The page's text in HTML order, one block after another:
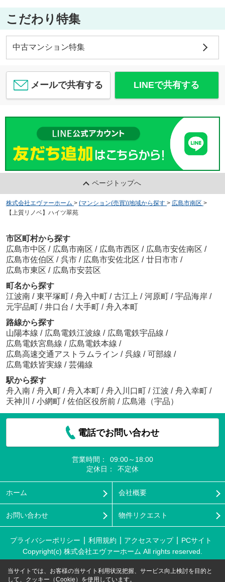
こだわり特集
中古マンション特集
メールで共有する LINEで共有する
ページトップへ
株式会社エヴァーホーム > (マンション(売買))地域から探す > 広島市南区 >
【上質リノベ】ハイツ翠苑
市区町村から探す
広島市中区 / 広島市南区 / 広島市西区 / 広島市安佐南区 /
広島市佐伯区 / 呉市 / 広島市安佐北区 / 廿日市市 /
広島市東区 / 広島市安芸区
町名から探す
江波南 / 東平塚町 / 舟入中町 / 古江上 / 河原町 / 宇品海岸 /
元宇品町 / 井口台 / 大手町 / 舟入本町
路線から探す
山陽本線 / 広島電鉄江波線 / 広島電鉄宇品線 /
広島電鉄宮島線 / 広島電鉄本線 /
広島高速交通アストラムライン / 呉線 / 可部線 /
広島電鉄皆実線 / 芸備線
駅から探す
舟入南 / 舟入町 / 舟入本町 / 舟入川口町 / 江波 / 舟入幸町 /
天神川
/ 小網町 / 佐伯区役所前 / 広島港（宇品）
電話でお問い合わせ
営業時間：
09:00～18:00
定休日：
不定休
ホーム 会社概要
お問い合わせ 物件リクエスト
プライバシーポリシー 利用規約 アクセスマップ
PCサイト
Copyright(c) 株式会社エヴァーホーム All rights reserved.
当サイトでは、お客様の当サイト利用状況把握、サービス向上検討を目的と
して、クッキー（Cookie）を使用しています。